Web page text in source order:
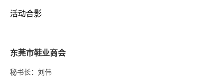
活动合影
东莞市鞋业商会
秘书长：刘伟